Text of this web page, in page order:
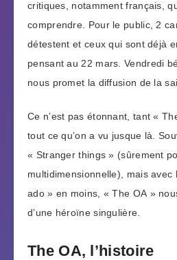
critiques, notamment français,
comprendre. Pour le public, 2
détestent et ceux qui sont déjà
pensant au 22 mars. Vendredi
nous promet la diffusion de la
Ce n’est pas étonnant, tant «
tout ce qu’on a vu jusque là.
« Stranger things » (sûrement
multidimensionnelle), mais avec
ado » en moins, « The OA »
d’une héroïne singulière.
The OA, l’histoire